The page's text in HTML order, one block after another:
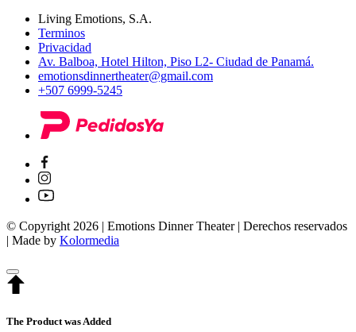
Living Emotions, S.A.
Terminos
Privacidad
Av. Balboa, Hotel Hilton, Piso L2- Ciudad de Panamá.
emotionsdinnertheater@gmail.com
+507 6999-5245
© Copyright 2026 | Emotions Dinner Theater | Derechos reservados
| Made by Kolormedia
The Product was Added